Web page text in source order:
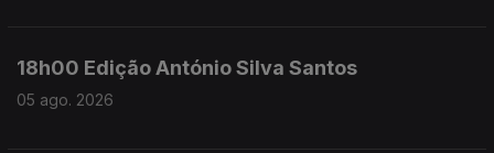
18h00 Edição António Silva Santos
05 ago. 2026